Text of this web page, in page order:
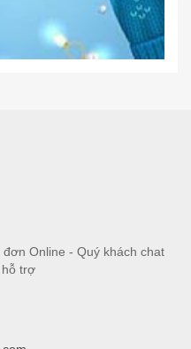
Online - Quý khách chat
trợ